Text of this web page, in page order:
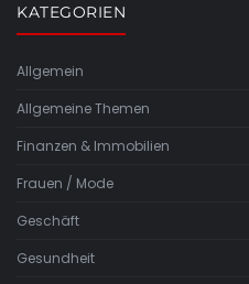
KATEGORIEN
Allgemein
Allgemeine Themen
Finanzen & Immobilien
Frauen / Mode
Geschäft
Gesundheit